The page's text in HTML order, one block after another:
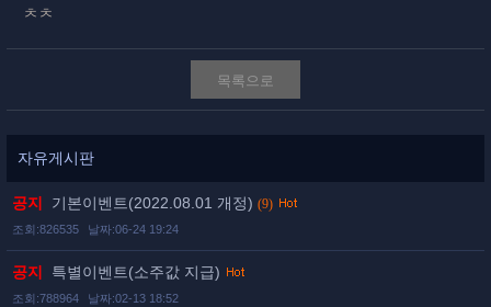
ㅊㅊ
목록으로
자유게시판
공지 기본이벤트(2022.08.01 개정) (9)
조회:826535 날짜:06-24 19:24
공지 특별이벤트(소주값 지급)
조회:788964 날짜:02-13 18:52